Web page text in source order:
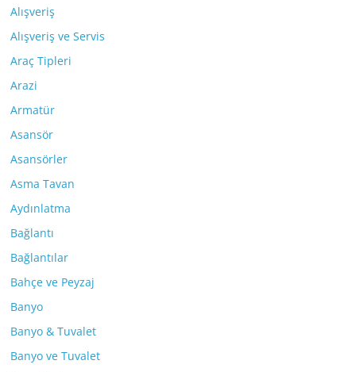
Alışveriş
Alışveriş ve Servis
Araç Tipleri
Arazi
Armatür
Asansör
Asansörler
Asma Tavan
Aydınlatma
Bağlantı
Bağlantılar
Bahçe ve Peyzaj
Banyo
Banyo & Tuvalet
Banyo ve Tuvalet